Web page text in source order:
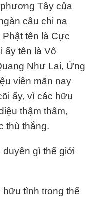
Tây của
câu chi na
tên là Cực
ấy tên là Vô
Như Lai, Ứng
viên mãn nay
ấy, vì các hữu
thậm thâm,
thù thắng.
gì thế giới
hữu tình trong thế